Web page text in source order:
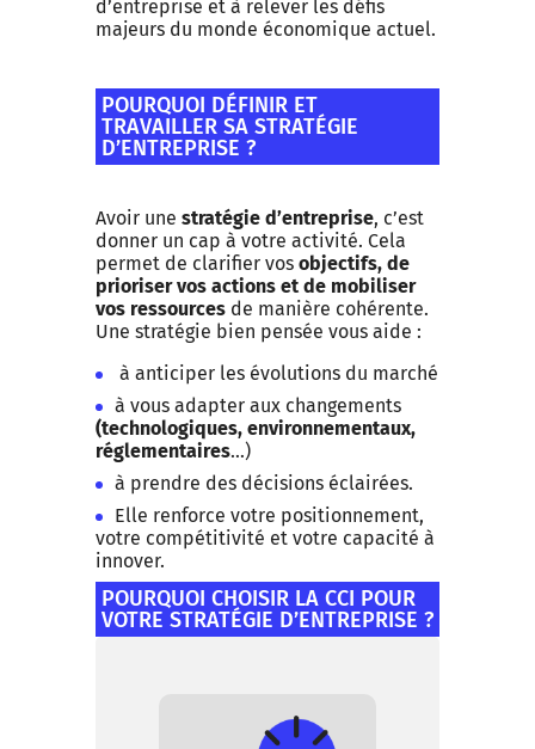
d’entreprise et à relever les défis
majeurs du monde économique actuel.
POURQUOI DÉFINIR ET
TRAVAILLER SA STRATÉGIE
D’ENTREPRISE ?
Avoir une stratégie d’entreprise, c’est
donner un cap à votre activité. Cela
permet de clarifier vos objectifs, de
prioriser vos actions et de mobiliser
vos ressources de manière cohérente.
Une stratégie bien pensée vous aide :
à anticiper les évolutions du marché
à vous adapter aux changements
(technologiques, environnementaux,
réglementaires…)
à prendre des décisions éclairées.
Elle renforce votre positionnement,
votre compétitivité et votre capacité à
innover.
POURQUOI CHOISIR LA CCI POUR
VOTRE STRATÉGIE D’ENTREPRISE ?